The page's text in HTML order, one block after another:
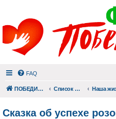
FAQ
ПОБЕДИШЬ.РУ Список форумов
Сказка об успехе